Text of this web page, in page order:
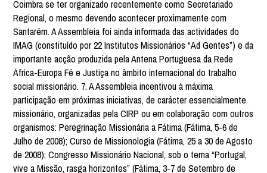
Coimbra se ter organizado recentemente como Secretariado
Regional, o mesmo devendo acontecer proximamente com
Santarém. A Assembleia foi ainda informada das actividades do
IMAG (constituído por 22 Institutos Missionários “Ad Gentes”) e da
importante acção produzida pela Antena Portuguesa da Rede
África-Europa Fé e Justiça no âmbito internacional do trabalho
social missionário. 7. A Assembleia incentivou à máxima
participação em próximas iniciativas, de carácter essencialmente
missionário, organizadas pela CIRP ou em colaboração com outros
organismos: Peregrinação Missionária a Fátima (Fátima, 5-6 de
Julho de 2008); Curso de Missionologia (Fátima, 25 a 30 de Agosto
de 2008); Congresso Missionário Nacional, sob o tema “Portugal,
vive a Missão, rasga horizontes” (Fátima, 3-7 de Setembro de